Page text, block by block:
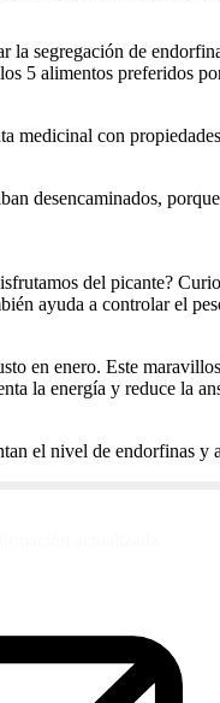
la segregación de
5 alimentos preferidos
medicinal con
desencaminados,
del picante?
ayuda a controlar el
en enero. Este
la energía y reduce la
el nivel de endorfinas